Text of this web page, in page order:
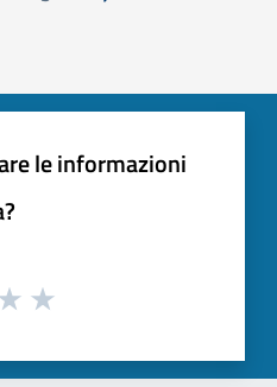
Successiva »
le informazioni